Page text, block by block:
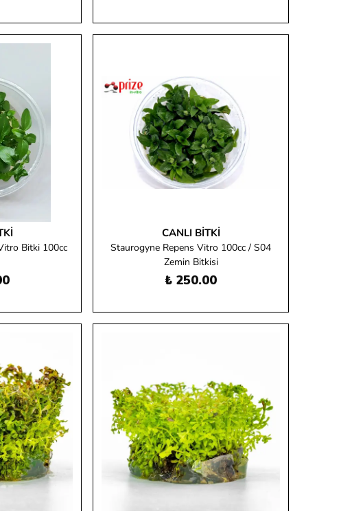
Bitki 100cc
CANLI BITKI
Staurogyne Repens Vitro 100cc / S04
Zemin Bitkisi
₺ 250.00